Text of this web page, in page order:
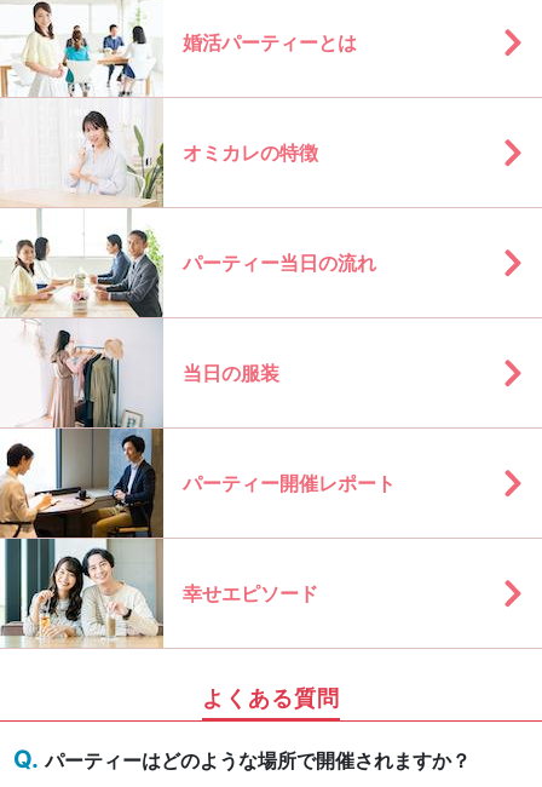
婚活パーティーとは
オミカレの特徴
パーティー当日の流れ
当日の服装
パーティー開催レポート
幸せエピソード
よくある質問
パーティーはどのような場所で開催されますか？